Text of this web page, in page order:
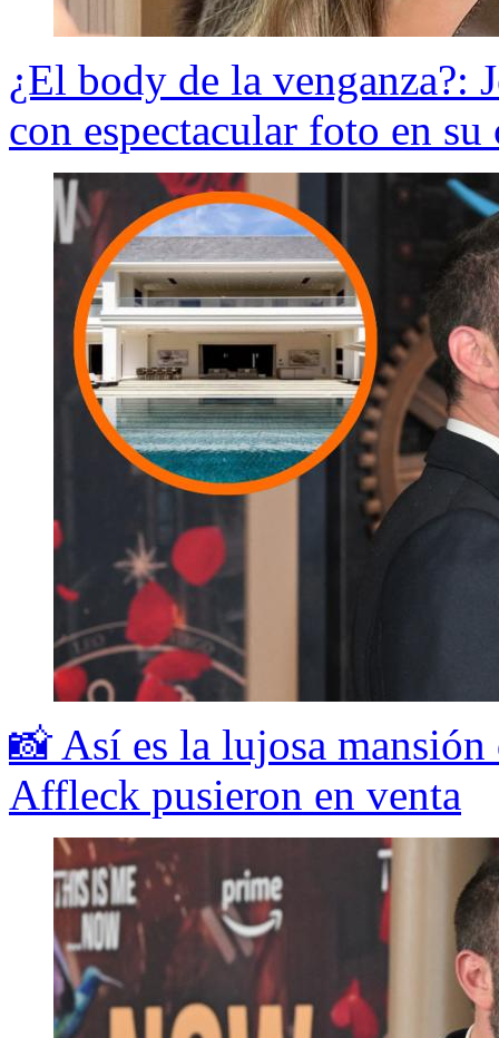
¿El body de la venganza?:
con espectacular foto en
📸 Así es la lujosa
Affleck pusieron en venta